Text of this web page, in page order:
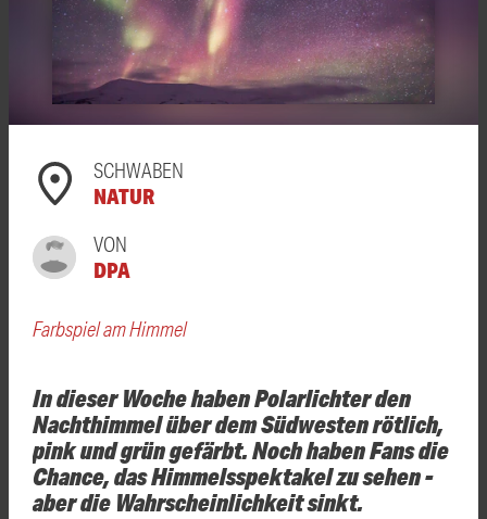
SCHWABEN
NATUR
VON
DPA
Farbspiel am Himmel
In dieser Woche haben Polarlichter den
Nachthimmel über dem Südwesten rötlich,
pink und grün gefärbt. Noch haben Fans die
Chance, das Himmelsspektakel zu sehen -
aber die Wahrscheinlichkeit sinkt.